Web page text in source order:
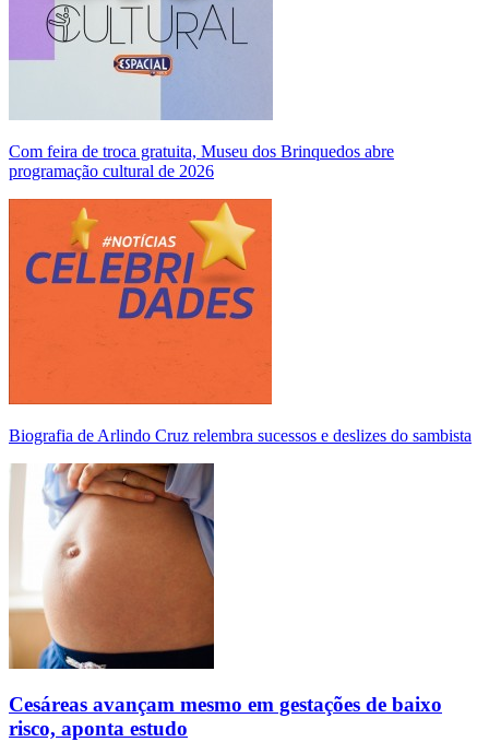
Com feira de troca gratuita, Museu dos Brinquedos abre
programação cultural de 2026
Biografia de Arlindo Cruz relembra sucessos e deslizes do sambista
Cesáreas avançam mesmo em gestações de baixo
risco, aponta estudo